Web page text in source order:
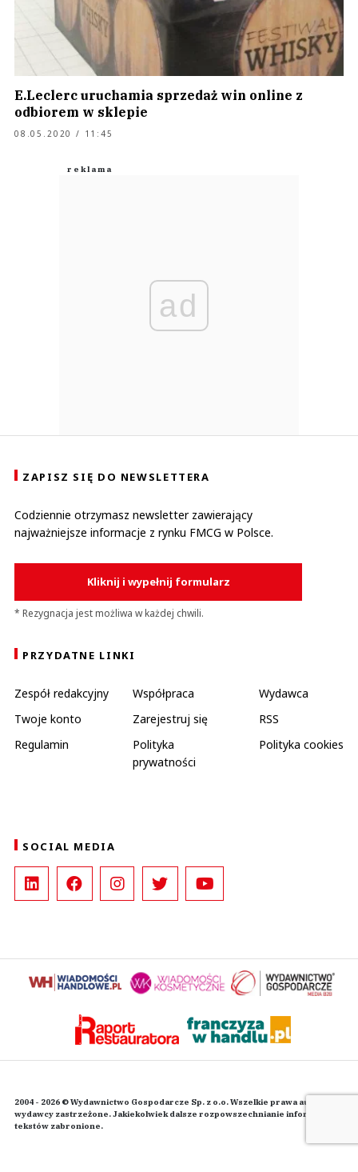
E.Leclerc uruchamia sprzedaż win online z
odbiorem w sklepie
08.05.2020 / 11:45
ad
ZAPISZ SIĘ DO NEWSLETTERA
Codziennie otrzymasz newsletter zawierający
najważniejsze informacje z rynku FMCG w Polsce.
Kliknij i wypełnij formularz
* Rezygnacja jest możliwa w każdej chwili.
PRZYDATNE LINKI
Zespół redakcyjny Współpraca
Wydawca
Twoje konto
Zarejestruj się
RSS
Regulamin
Polityka
prywatności
Polityka cookies
SOCIAL MEDIA
2004 - 2026 © Wydawnictwo Gospodarcze Sp. z o.o. Wszelkie prawa autorskie
wydawcy zastrzeżone. Jakiekolwiek dalsze rozpowszechnianie informacji i
tekstów zabronione.